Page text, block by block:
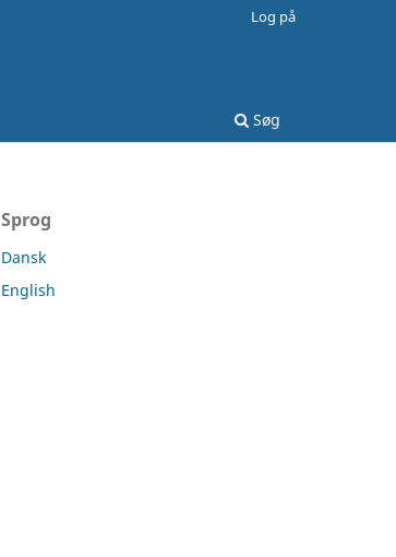
Søg
Log på
Sprog
Dansk
English